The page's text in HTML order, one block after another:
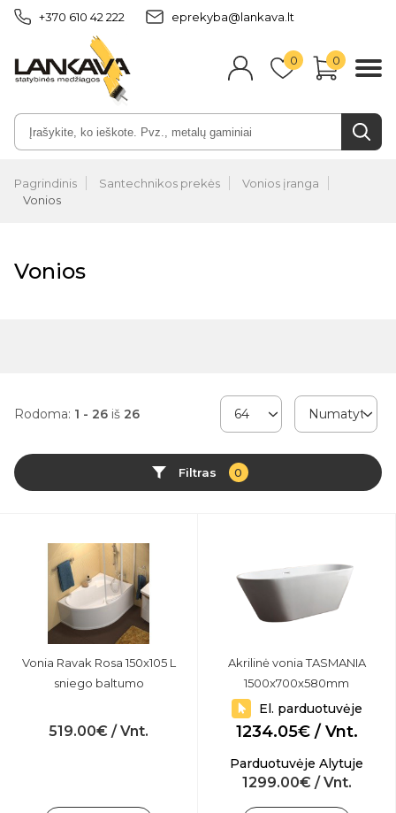
+370 610 42 222 eprekyba@lankava.lt
0 0
Pagrindinis Santechnikos prekės
Vonios įranga
Vonios
Vonios
Rodoma: 1 - 26 iš 26
Filtras 0
Vonia Ravak Rosa 150x105 L
sniego baltumo
519.00€ / Vnt.
Akrilinė vonia TASMANIA
1500x700x580mm
El. parduotuvėje
1234.05€ / Vnt.
Parduotuvėje Alytuje
1299.00€ / Vnt.